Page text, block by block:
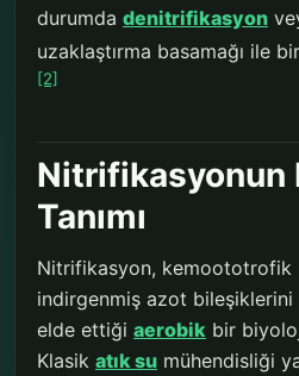
durumda denitrifikasyon
uzaklaştırma basamağı ile
[2]
Nitrifikasyonun
Tanımı
Nitrifikasyon, kemoototrofik
indirgenmiş azot
elde ettiği aerobik bir
Klasik atık su mühendisliği